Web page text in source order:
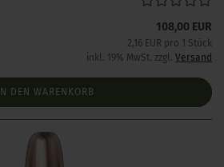
108,00 EUR
2,16 EUR pro 1 Stück
inkl. 19% MwSt. zzgl. Versand
IN DEN WARENKORB